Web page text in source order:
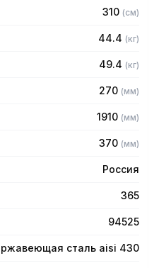
виде
310 (см)
44.4 (кг)
49.4 (кг)
270 (мм)
1910 (мм)
370 (мм)
Россия
365
94525
сталь aisi 430